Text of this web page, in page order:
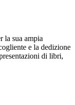
la sua ampia
e la dedizione
di libri,